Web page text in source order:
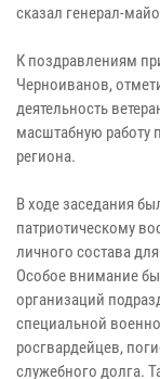
сказал генерал-
К поздравлениям
Черноиванов,
деятельность
масштабную работу
региона.
В ходе заседания
патриотическому
личного состава
Особое внимание
организаций
специальной
росгвардейцев,
служебного долга.